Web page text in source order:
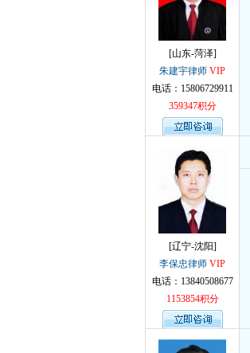
[山东-菏泽]
朱建宇律师 VIP
电话：15806729911
359347积分
[辽宁-沈阳]
李保忠律师 VIP
电话：13840508677
1153854积分